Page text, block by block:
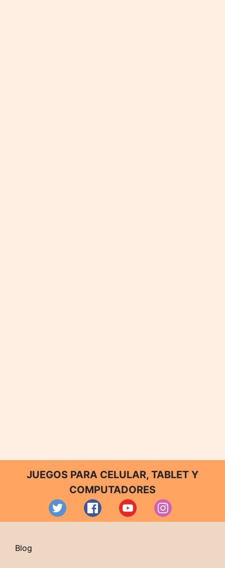
JUEGOS PARA CELULAR, TABLET Y
COMPUTADORES
Blog